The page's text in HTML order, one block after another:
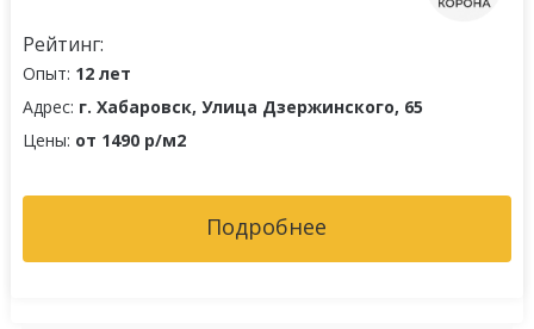
Рейтинг:
Опыт: 12 лет
Адрес: г. Хабаровск, Улица Дзержинского, 65
Цены: от 1490 р/м2
Подробнее